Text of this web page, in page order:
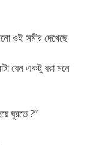
ওই সমীর দেখেছে
যেন একটু ধরা মনে
ঘুরতে ?”